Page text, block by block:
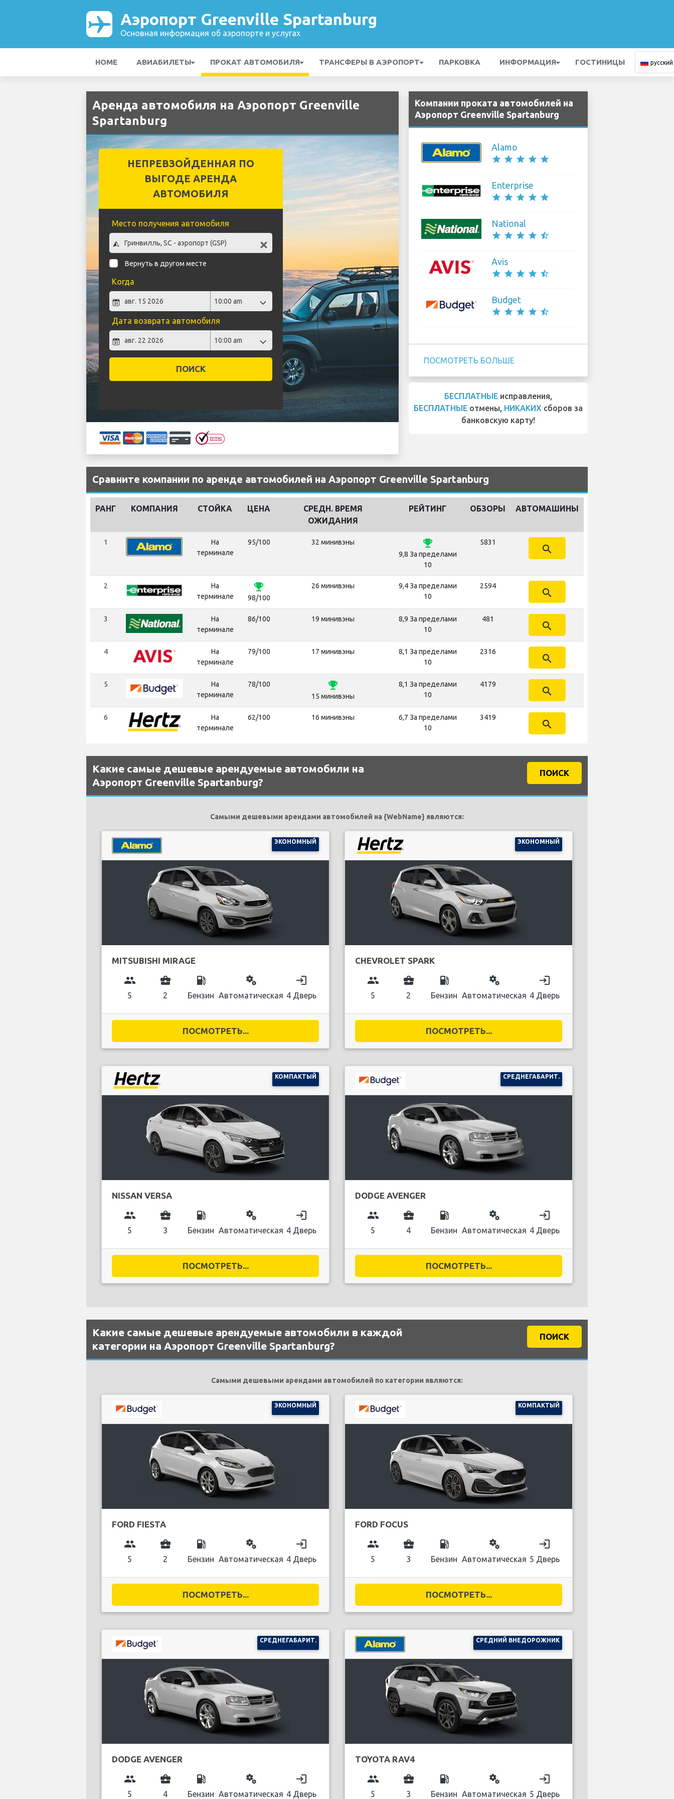
Аэропорт Greenville Spartanburg
Основная информация об аэропорте и услугах
HOME АВИАБИЛЕТЫ ПРОКАТ АВТОМОБИЛЯ ТРАНСФЕРЫ В АЭРОПОРТ ПАРКОВКА ИНФОРМАЦИЯ ГОСТИНИЦЫ русский
Аренда автомобиля на Аэропорт Greenville
Spartanburg
НЕПРЕВЗОЙДЕННАЯ ПО
ВЫГОДЕ АРЕНДА
АВТОМОБИЛЯ
Место получения автомобиля
Вернуть в другом месте
Когда
Дата возврата автомобиля
ПОИСК
Компании проката автомобилей на
Аэропорт Greenville Spartanburg
Alamo
star star star star star
Enterprise
star star star star star
National
star star star star star_half
Avis
star star star star star_half
Budget
star star star star star_half
ПОСМОТРЕТЬ БОЛЬШЕ
БЕСПЛАТНЫЕ исправления,
БЕСПЛАТНЫЕ отмены, НИКАКИХ сборов за
банковскую карту!
Сравните компании по аренде автомобилей на Аэропорт Greenville Spartanburg
РАНГ КОМПАНИЯ СТОЙКА ЦЕНА
СРЕДН. ВРЕМЯ
ОЖИДАНИЯ
РЕЙТИНГ ОБЗОРЫ АВТОМАШИНЫ
1
На
терминале
95/100 32 минивэны emoji_events
9,8 За пределами
10
5831
search
2
На
терминале
emoji_events
98/100
26 минивэны
9,4 За пределами
10
2594
search
3
На
терминале
86/100 19 минивэны
8,9 За пределами
10
481
search
4
На
терминале
79/100 17 минивэны
8,1 За пределами
10
2316
search
5
На
терминале
78/100 emoji_events
15 минивэны
8,1 За пределами
10
4179
search
6
На
терминале
62/100 16 минивэны
6,7 За пределами
10
3419
search
Какие самые дешевые арендуемые автомобили на
Аэропорт Greenville Spartanburg?
ПОИСК
Самыми дешевыми арендами автомобилей на {WebName} являются:
ЭКОНОМНЫЙ
MITSUBISHI MIRAGE
group
5
business_center
2
local_gas_station
Бензин
miscellaneous_services
Автоматическая
login
4 Дверь
ПОСМОТРЕТЬ...
ЭКОНОМНЫЙ
CHEVROLET SPARK
group
5
business_center
2
local_gas_station
Бензин
miscellaneous_services
Автоматическая
login
4 Дверь
ПОСМОТРЕТЬ...
КОМПАКТЫЙ
NISSAN VERSA
group
5
business_center
3
local_gas_station
Бензин
miscellaneous_services
Автоматическая
login
4 Дверь
ПОСМОТРЕТЬ...
СРЕДНЕГАБАРИТ.
DODGE AVENGER
group
5
business_center
4
local_gas_station
Бензин
miscellaneous_services
Автоматическая
login
4 Дверь
ПОСМОТРЕТЬ...
Какие самые дешевые арендуемые автомобили в каждой
категории на Аэропорт Greenville Spartanburg?
ПОИСК
Самыми дешевыми арендами автомобилей по категории являются:
ЭКОНОМНЫЙ
FORD FIESTA
group
5
business_center
2
local_gas_station
Бензин
miscellaneous_services
Автоматическая
login
4 Дверь
ПОСМОТРЕТЬ...
КОМПАКТЫЙ
FORD FOCUS
group
5
business_center
3
local_gas_station
Бензин
miscellaneous_services
Автоматическая
login
5 Дверь
ПОСМОТРЕТЬ...
СРЕДНЕГАБАРИТ.
DODGE AVENGER
group
5
business_center
4
local_gas_station
Бензин
miscellaneous_services
Автоматическая
login
4 Дверь
СРЕДНИЙ ВНЕДОРОЖНИК
TOYOTA RAV4
group
5
business_center
3
local_gas_station
Бензин
miscellaneous_services
Автоматическая
login
5 Дверь